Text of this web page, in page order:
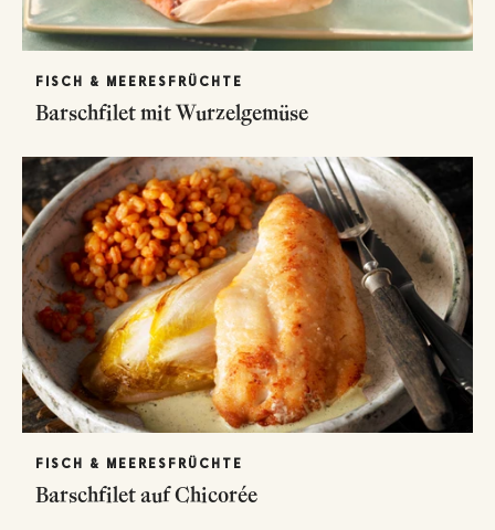
FISCH & MEERESFRÜCHTE
Barschfilet mit Wurzelgemüse
FISCH & MEERESFRÜCHTE
Barschfilet auf Chicorée